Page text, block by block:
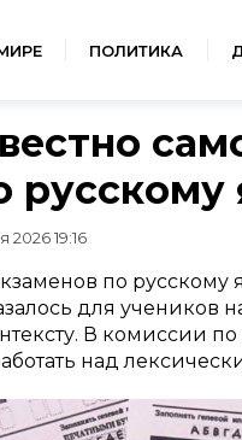
ПОЛИТИКА
русскому
2026 19:16
по русскому
для учеников
В комиссии
над